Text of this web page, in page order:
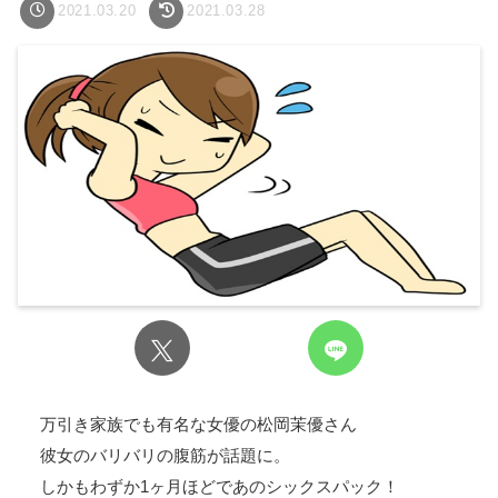
2021.03.20 2021.03.28
万引き家族でも有名な女優の松岡茉優さん
彼女のバリバリの腹筋が話題に。
しかもわずか1ヶ月ほどであのシックスパック！